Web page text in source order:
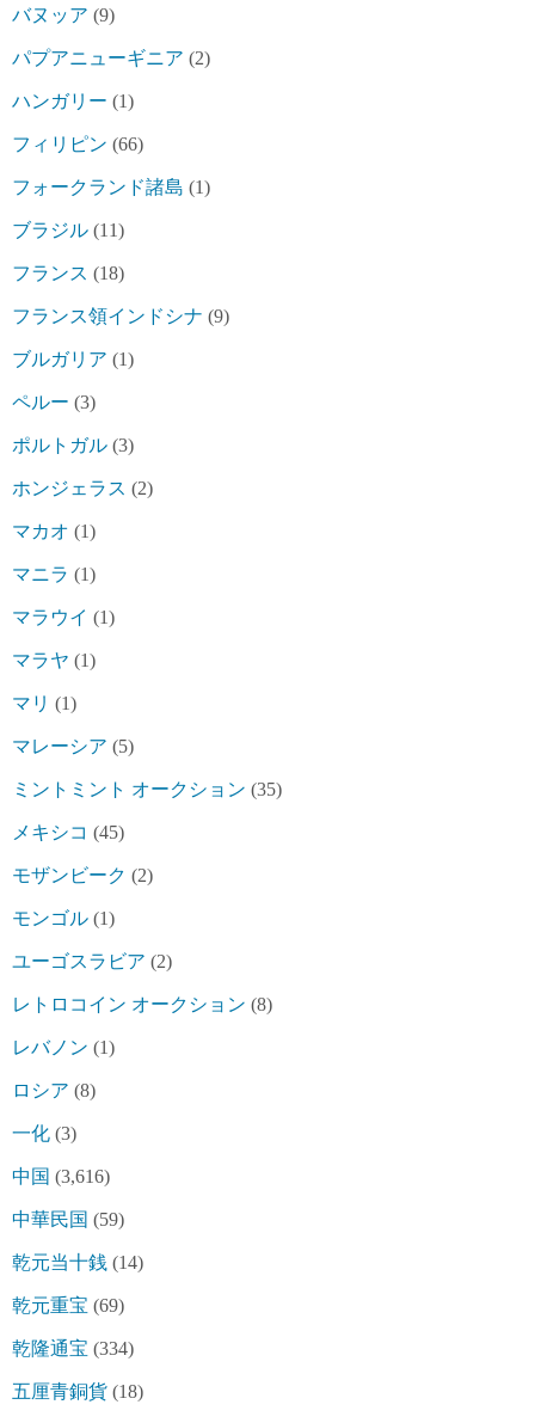
バヌッア (9)
パプアニューギニア (2)
ハンガリー (1)
フィリピン (66)
フォークランド諸島 (1)
ブラジル (11)
フランス (18)
フランス領インドシナ (9)
ブルガリア (1)
ペルー (3)
ポルトガル (3)
ホンジェラス (2)
マカオ (1)
マニラ (1)
マラウイ (1)
マラヤ (1)
マリ (1)
マレーシア (5)
ミントミント オークション (35)
メキシコ (45)
モザンビーク (2)
モンゴル (1)
ユーゴスラビア (2)
レトロコイン オークション (8)
レバノン (1)
ロシア (8)
一化 (3)
中国 (3,616)
中華民国 (59)
乾元当十銭 (14)
乾元重宝 (69)
乾隆通宝 (334)
五厘青銅貨 (18)